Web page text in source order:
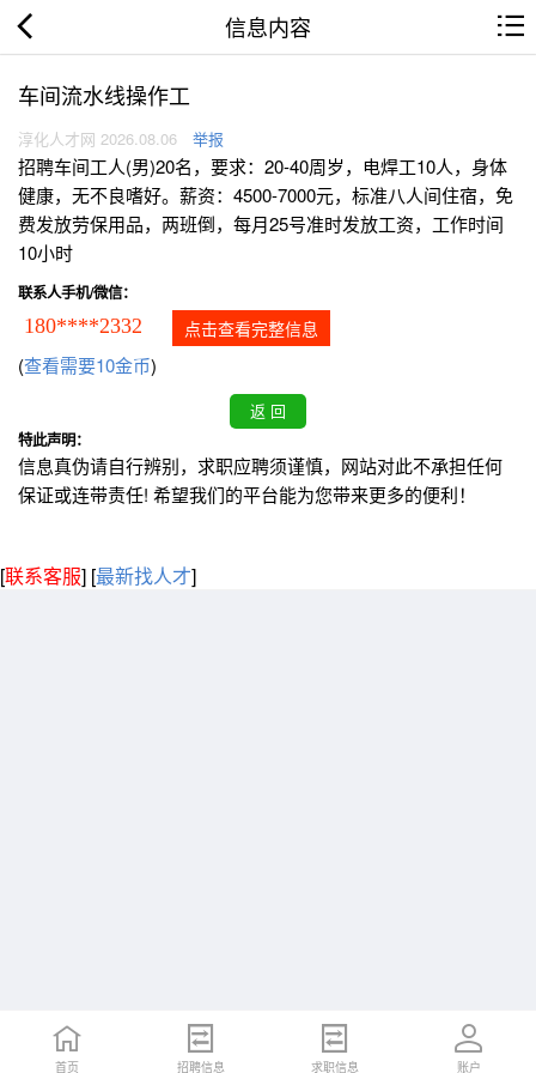
信息内容
车间流水线操作工
淳化人才网 2026.08.06 举报
招聘车间工人(男)20名，要求：20-40周岁，电焊工10人，身体
健康，无不良嗜好。薪资：4500-7000元，标准八人间住宿，免
费发放劳保用品，两班倒，每月25号准时发放工资，工作时间
10小时
联系人手机/微信：
180****2332 点击查看完整信息
(查看需要10金币)
特此声明：
信息真伪请自行辨别，求职应聘须谨慎，网站对此不承担任何
保证或连带责任! 希望我们的平台能为您带来更多的便利！
[联系客服] [最新找人才]
首页 招聘信息 求职信息 账户